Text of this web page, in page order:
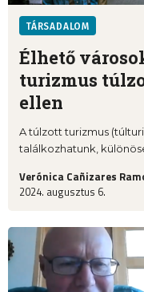
TÁRSADALOM
Élhető
turizmus
ellen
A túlzott turizmus
találkozhatunk,
Verónica Cañizares
2024. augusztus 6.